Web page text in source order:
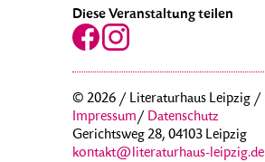
Diese Veranstaltung teilen
© 2026 / Literaturhaus Leipzig /
Impressum/ Datenschutz
Gerichtsweg 28, 04103 Leipzig
kontakt@literaturhaus-leipzig.de